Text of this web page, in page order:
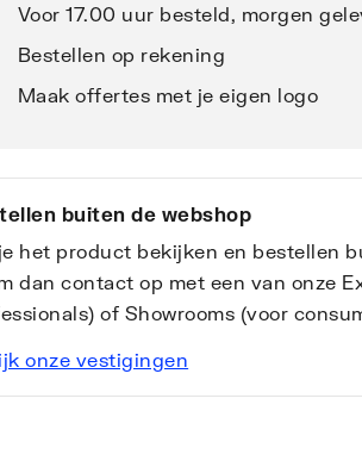
Voor 17.00 uur besteld, morgen
Bestellen op rekening
Maak offertes met je eigen logo
buiten de webshop
het product bekijken en bestellen
dan contact op met een van onze
of Showrooms (voor
onze vestigingen